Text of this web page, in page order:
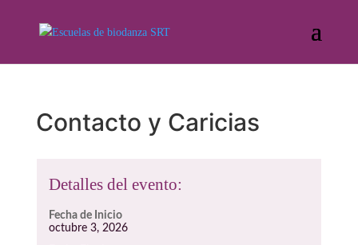
Contacto y Caricias
Detalles del evento:
Fecha de Inicio
octubre 3, 2026